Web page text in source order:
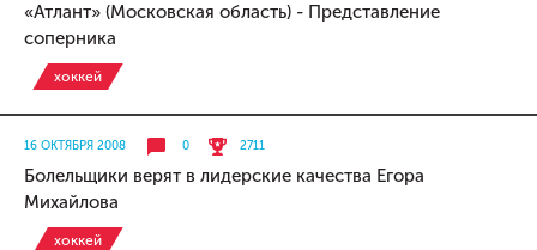
«Атлант» (Московская область) - Представление
соперника
хоккей
16 ОКТЯБРЯ 2008 0 2711
Болельщики верят в лидерские качества Егора
Михайлова
хоккей